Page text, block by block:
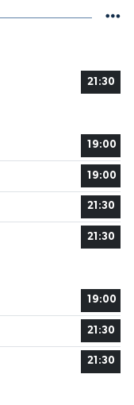
21:30
19:00
19:00
21:30
21:30
19:00
21:30
21:30